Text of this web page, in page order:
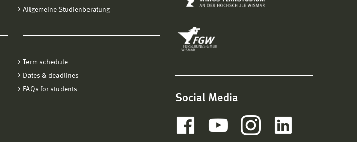
Allgemeine Studienberatung
Term schedule
Dates & deadlines
FAQs for students
Social Media